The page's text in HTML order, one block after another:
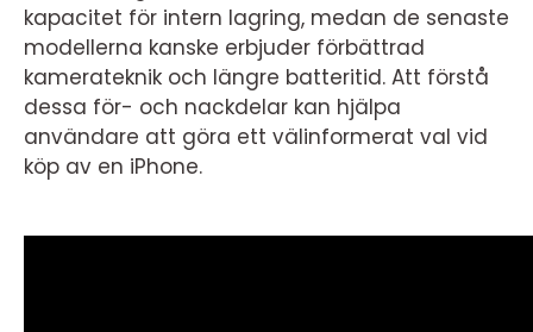
kapacitet för intern lagring, medan de senaste
modellerna kanske erbjuder förbättrad
kamerateknik och längre batteritid. Att förstå
dessa för- och nackdelar kan hjälpa
användare att göra ett välinformerat val vid
köp av en iPhone.